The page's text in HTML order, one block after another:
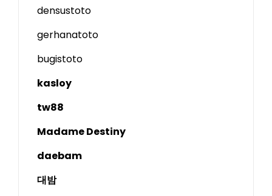
densustoto
gerhanatoto
bugistoto
kasloy
tw88
Madame Destiny
daebam
대밤